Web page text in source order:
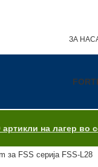
ЗА НАС
артикли на лагер во
за FSS серија FSS-L28